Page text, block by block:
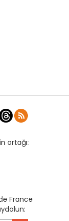
ortağı:
France